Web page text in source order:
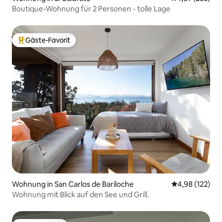
Boutique-Wohnung für 2 Personen - tolle Lage
Beliebter Gäste-Favorit.
Gäste-Favorit
Wohnung in San Carlos de Bariloche
4,98 (122)
Wohnung mit Blick auf den See und Grill.